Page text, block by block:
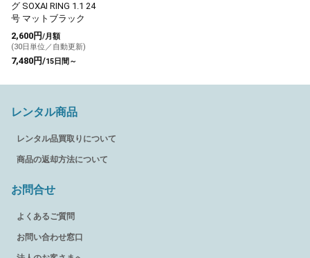
グ SOXAI RING 1.1 24
号 マットブラック
2,600円/月額
(30日単位／自動更新)
7,480円/15日間～
レンタル商品
レンタル品買取りについて
商品の返却方法について
お問合せ
よくあるご質問
お問い合わせ窓口